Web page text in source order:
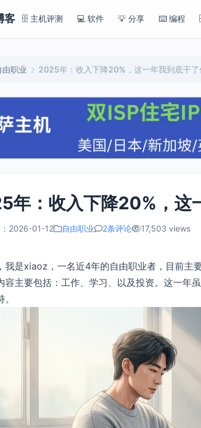
客 🗄️ 主机评测 💻 软件 💡 分享 ⌨️ 编程
由职业 2025年：收入下降20%，这一年我到底干了
年：收入下降20%，这
2026-01-12 自由职业 2条评论 17,503 views
我是xiaoz，一名近4年的自由职业者，目前主
容主要包括：工作、学习、以及投资。这一年